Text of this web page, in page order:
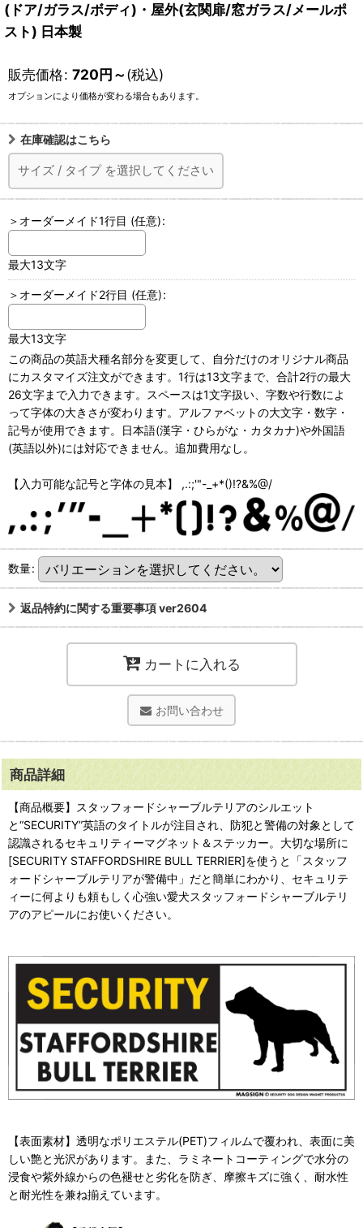
(ドア/ガラス/ボディ)・屋外(玄関扉/窓ガラス/メールポ
スト) 日本製
販売価格: 720円～(税込)
オプションにより価格が変わる場合もあります。
在庫確認はこちら
サイズ / タイプ を選択してください
＞オーダーメイド1行目 (任意):
最大13文字
＞オーダーメイド2行目 (任意):
最大13文字
この商品の英語犬種名部分を変更して、自分だけのオリジナル商品
にカスタマイズ注文ができます。1行は13文字まで、合計2行の最大
26文字まで入力できます。スペースは1文字扱い、字数や行数によ
って字体の大きさが変わります。アルファベットの大文字・数字・
記号が使用できます。日本語(漢字・ひらがな・カタカナ)や外国語
(英語以外)には対応できません。追加費用なし。
【入力可能な記号と字体の見本】 ,.:;'"-_+*()!?&%@/
数量:
返品特約に関する重要事項 ver2604
カートに入れる
お問い合わせ
商品詳細
【商品概要】スタッフォードシャーブルテリアのシルエット
と“SECURITY”英語のタイトルが注目され、防犯と警備の対象として
認識されるセキュリティーマグネット＆ステッカー。大切な場所に
[SECURITY STAFFORDSHIRE BULL TERRIER]を使うと「スタッフ
ォードシャーブルテリアが警備中」だと簡単にわかり、セキュリテ
ィーに何よりも頼もしく心強い愛犬スタッフォードシャーブルテリ
アのアピールにお使いください。
【表面素材】透明なポリエステル(PET)フィルムで覆われ、表面に美
しい艶と光沢があります。また、ラミネートコーティングで水分の
浸食や紫外線からの色褪せと劣化を防ぎ、摩擦キズに強く、耐水性
と耐光性を兼ね揃えています。